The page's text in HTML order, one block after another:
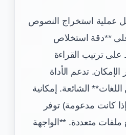
عملية استخراج النصوص
**دقة استخلاص
ترتيب القراءة
تدعم الأداة
الشائعة. إمكانية
كانت مدعومة) توفر
متعددة. **الواجهة